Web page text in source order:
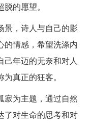
的愿望。
景，诗人与自己的影
的情感，希望洗涤内
己年迈的无奈和对人
真正的狂客。
寂为主题，通过自然
了对生命的思考和对